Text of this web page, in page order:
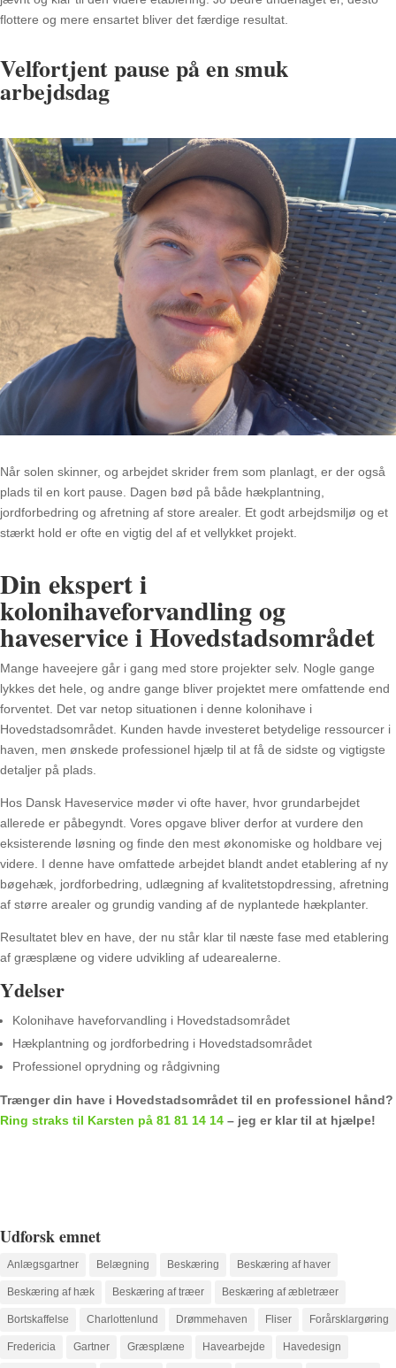
flottere og mere ensartet bliver det færdige resultat.
Velfortjent pause på en smuk
arbejdsdag
Når solen skinner, og arbejdet skrider frem som planlagt, er der også
plads til en kort pause. Dagen bød på både hækplantning,
jordforbedring og afretning af store arealer. Et godt arbejdsmiljø og et
stærkt hold er ofte en vigtig del af et vellykket projekt.
Din ekspert i
kolonihaveforvandling og
haveservice i Hovedstadsområdet
Mange haveejere går i gang med store projekter selv. Nogle gange
lykkes det hele, og andre gange bliver projektet mere omfattende end
forventet. Det var netop situationen i denne kolonihave i
Hovedstadsområdet. Kunden havde investeret betydelige ressourcer i
haven, men ønskede professionel hjælp til at få de sidste og vigtigste
detaljer på plads.
Hos Dansk Haveservice møder vi ofte haver, hvor grundarbejdet
allerede er påbegyndt. Vores opgave bliver derfor at vurdere den
eksisterende løsning og finde den mest økonomiske og holdbare vej
videre. I denne have omfattede arbejdet blandt andet etablering af ny
bøgehæk, jordforbedring, udlægning af kvalitetstopdressing, afretning
af større arealer og grundig vanding af de nyplantede hækplanter.
Resultatet blev en have, der nu står klar til næste fase med etablering
af græsplæne og videre udvikling af udearealerne.
Ydelser
Kolonihave haveforvandling i Hovedstadsområdet
Hækplantning og jordforbedring i Hovedstadsområdet
Professionel oprydning og rådgivning
Trænger din have i Hovedstadsområdet til en professionel hånd?
Ring straks til Karsten på 81 81 14 14 – jeg er klar til at hjælpe!
Udforsk emnet
Anlægsgartner Belægning Beskæring Beskæring af haver
Beskæring af hæk Beskæring af træer Beskæring af æbletræer
Bortskaffelse Charlottenlund Drømmehaven Fliser Forårsklargøring
Fredericia Gartner Græsplæne Havearbejde Havedesign